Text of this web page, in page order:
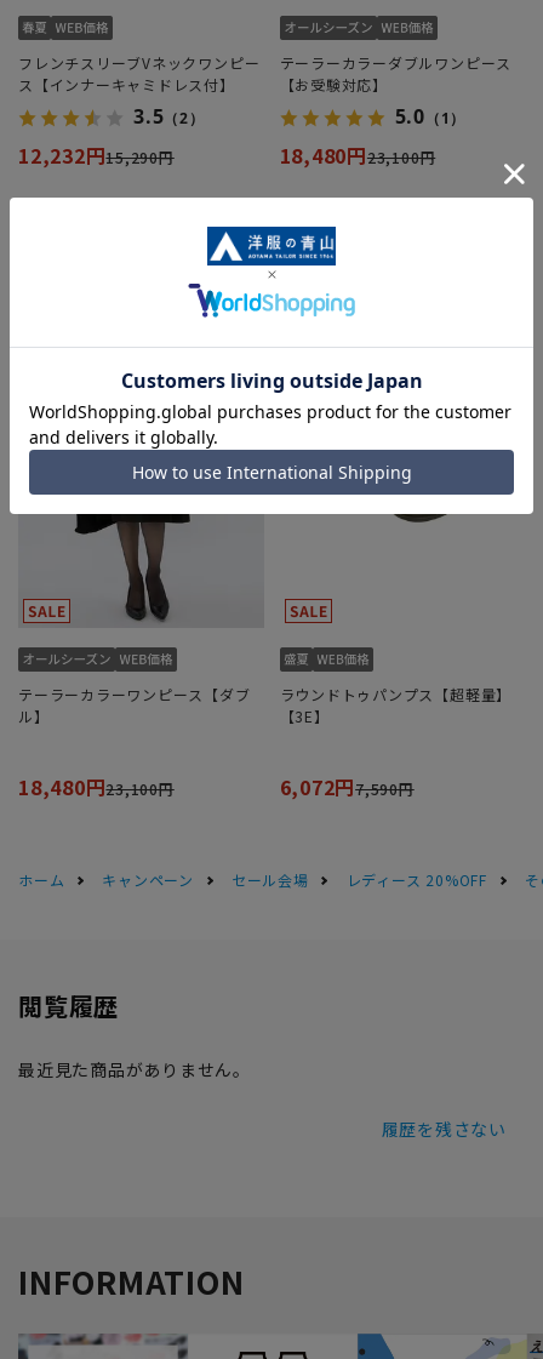
フレンチスリーブVネックワンピー
ス【インナーキャミドレス付】
3.5 （2）
12,232円15,290円
テーラーカラーダブルワンピース
【お受験対応】
5.0 （1）
18,480円23,100円
テーラーカラーワンピース【ダブ
ル】
18,480円23,100円
ラウンドトゥパンプス【超軽量】
【3E】
6,072円7,590円
ホーム キャンペーン セール会場 レディース 20%OFF
閲覧履歴
最近見た商品がありません。
履歴を残さない
INFORMATION